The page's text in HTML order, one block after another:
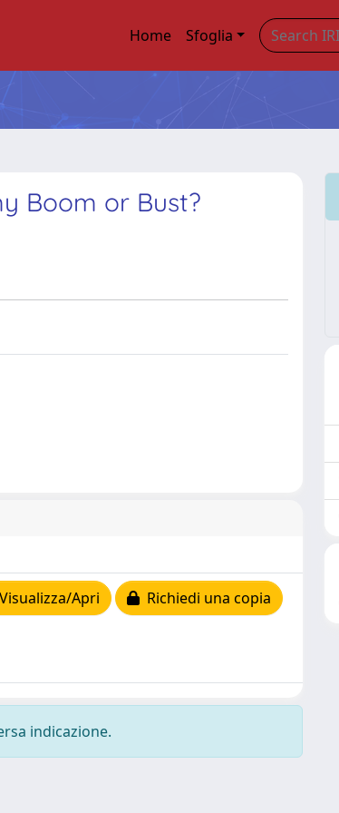
Home Sfoglia
Boom or Bust?
Visualizza/Apri Richiedi una copia
indicazione.